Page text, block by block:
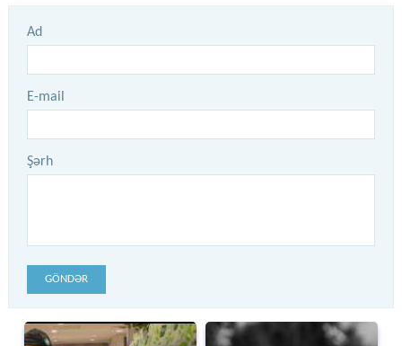
Ad
E-mail
Şərh
GÖNDƏR